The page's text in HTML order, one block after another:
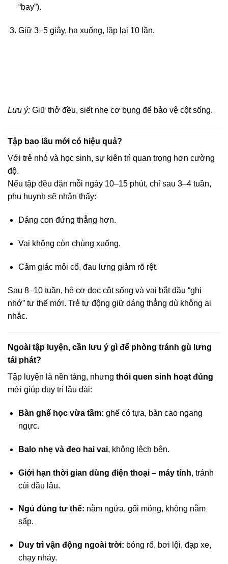
“bay”).
Giữ 3–5 giây, hạ xuống, lặp lại 10 lần.
Lưu ý: Giữ thở đều, siết nhẹ cơ bụng để bảo vệ cột sống.
Tập bao lâu mới có hiệu quả?
Với trẻ nhỏ và học sinh, sự kiên trì quan trọng hơn cường
độ.
Nếu tập đều đặn mỗi ngày 10–15 phút, chỉ sau 3–4 tuần,
phụ huynh sẽ nhận thấy:
Dáng con đứng thẳng hơn.
Vai không còn chùng xuống.
Cảm giác mỏi cổ, đau lưng giảm rõ rệt.
Sau 8–10 tuần, hệ cơ dọc cột sống và vai bắt đầu “ghi
nhớ” tư thế mới. Trẻ tự động giữ dáng thẳng dù không ai
nhắc.
Ngoài tập luyện, cần lưu ý gì để phòng tránh gù lưng
tái phát?
Tập luyện là nền tảng, nhưng thói quen sinh hoạt đúng
mới giúp duy trì lâu dài:
Bàn ghế học vừa tầm: ghế có tựa, bàn cao ngang
ngực.
Balo nhẹ và đeo hai vai, không lệch bên.
Giới hạn thời gian dùng điện thoại – máy tính, tránh
cúi đầu lâu.
Ngủ đúng tư thế: nằm ngửa, gối mỏng, không nằm
sấp.
Duy trì vận động ngoài trời: bóng rổ, bơi lội, đạp xe,
chạy nhảy.